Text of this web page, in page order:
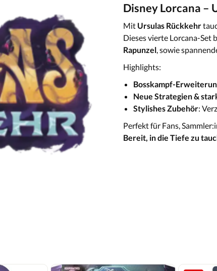
Disney Lorcana –
Mit Ursulas Rückkehr
Dieses vierte Lorcana-Set
Rapunzel , sowie
Highlights:
Bosskampf-
Neue Strategien &
Stylishes Zubehör:
Perfekt für Fans,
Bereit, in die Tiefe zu